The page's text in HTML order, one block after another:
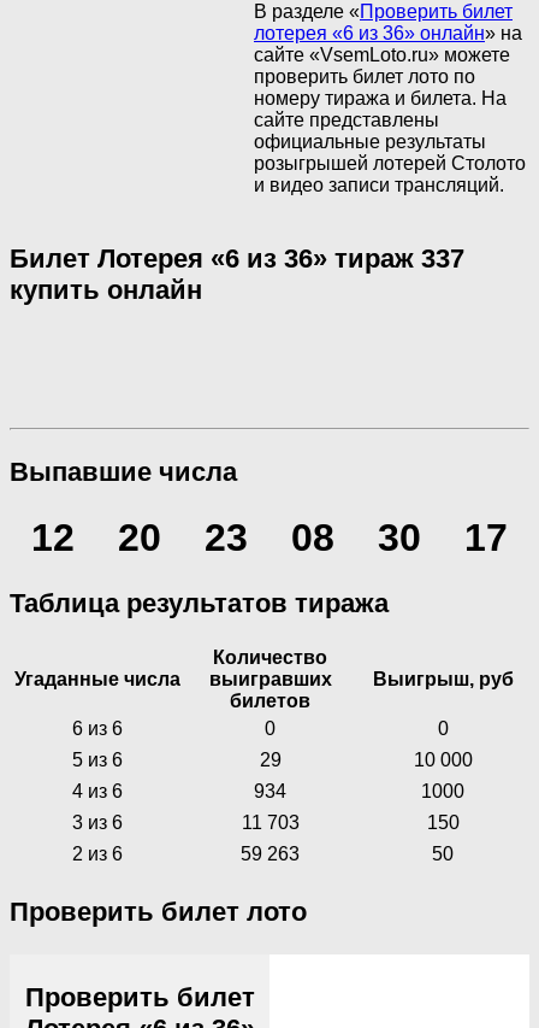
В разделе «Проверить билет
лотерея «6 из 36» онлайн» на
сайте «VsemLoto.ru» можете
проверить билет лото по
номеру тиража и билета. На
сайте представлены
официальные результаты
розыгрышей лотерей Столото
и видео записи трансляций.
Билет Лотерея «6 из 36» тираж 337
купить онлайн
Выпавшие числа
12 20 23 08 30 17
Таблица результатов тиража
Угаданные числа
Количество
выигравших
билетов
Выигрыш, руб
6 из 6 0
0
5 из 6
29
10 000
4 из 6
934
1000
3 из 6
11 703
150
2 из 6
59 263 50
Проверить билет лото
Проверить билет